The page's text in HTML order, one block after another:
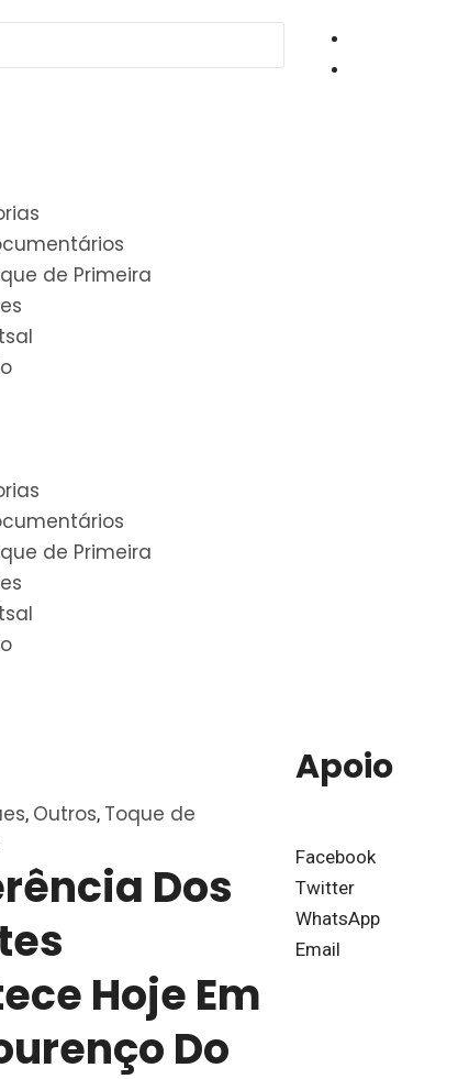
de Primeira
de Primeira
, Outros, Toque de
Dos
Hoje Em
Do
Apoio
Facebook
Twitter
WhatsApp
Email